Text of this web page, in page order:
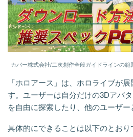
カバー株式会社/二次創作全般ガイドラインの
「ホロアース」は、ホロライブが
す。ユーザーは自分だけの3Dアバ
を自由に探索したり、他のユーザー
具体的にできることは以下のとおり